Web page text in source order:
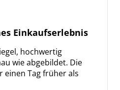
Einkaufserlebnis
hochwertig
wie abgebildet. Die
einen Tag früher als